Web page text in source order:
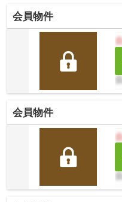
会員物件
会員物件